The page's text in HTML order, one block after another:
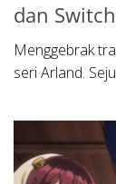
dan Switch
Menggebrak
seri Arland.